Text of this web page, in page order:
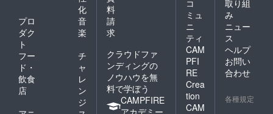
化
プロ
ダク
ト
音
楽
フー
ド・
飲食
店
チ
ャ
レ
ン
ジ
料
請
求
クラウドファ
ンディングの
ノウハウを無
料で学ぼう
CAMPFIRE
コ
ミュ
ニ
ティ
CAM
PFI
RE
Crea
tion
CAM
取り組
み
ニュー
ス
ヘルプ
お問い
合わせ
各種規定